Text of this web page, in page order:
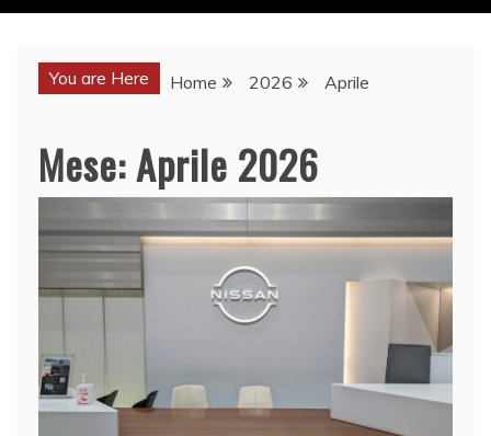
You are Here Home 2026 Aprile
Mese:Aprile 2026